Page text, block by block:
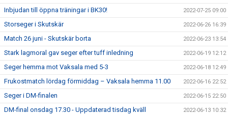
Inbjudan till öppna träningar i BK30! 2022-07-25 09:00
Storseger i Skutskär 2022-06-26 16:39
Match 26 juni - Skutskär borta 2022-06-23 13:54
Stark lagmoral gav seger efter tuff inledning 2022-06-19 12:12
Seger hemma mot Vaksala med 5-3 2022-06-18 12:49
Frukostmatch lördag förmiddag – Vaksala hemma 11.00 2022-06-16 22:52
Seger i DM-finalen 2022-06-15 22:50
DM-final onsdag 17.30 - Uppdaterad tisdag kväll 2022-06-13 10:32